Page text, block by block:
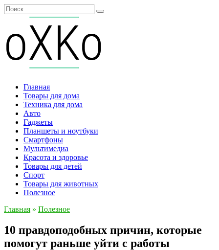
Перейти
к
содержанию
Search
for:
Главная
Товары для дома
Техника для дома
Авто
Гаджеты
Планшеты и ноутбуки
Смартфоны
Мультимедиа
Красота и здоровье
Товары для детей
Спорт
Товары для животных
Полезное
Главная » Полезное
10 правдоподобных причин, которые
помогут раньше уйти с работы